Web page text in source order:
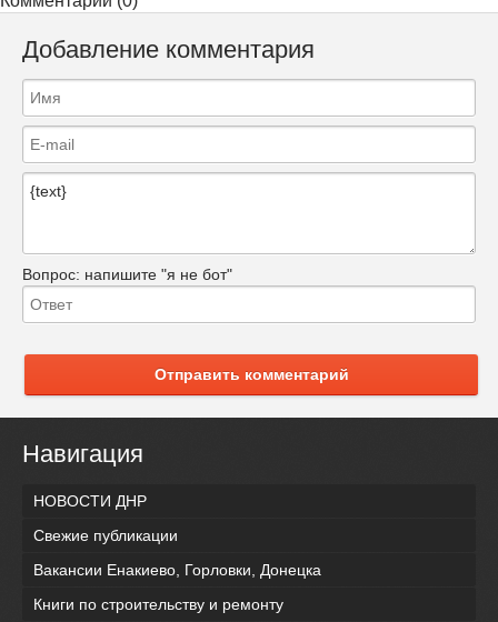
Добавление комментария
Вопрос: напишите "я не бот"
Отправить комментарий
Навигация
НОВОСТИ ДНР
Свежие публикации
Вакансии Енакиево, Горловки, Донецка
Книги по строительству и ремонту